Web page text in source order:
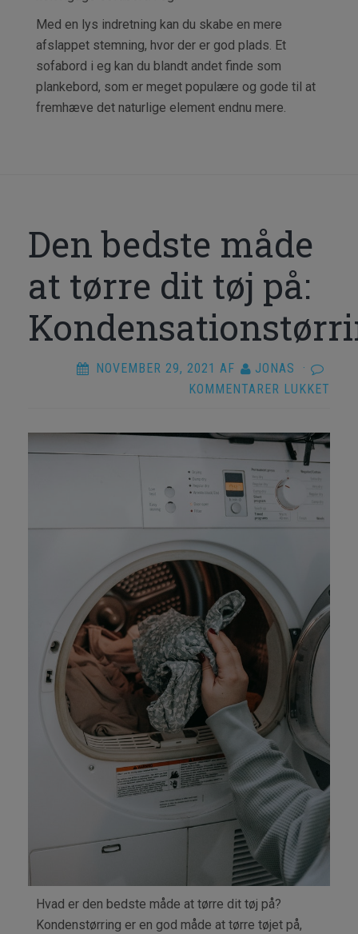
Med en lys indretning kan du skabe en mere
afslappet stemning, hvor der er god plads. Et
sofabord i eg kan du blandt andet finde som
plankebord, som er meget populære og gode til at
fremhæve det naturlige element endnu mere.
Den bedste måde
at tørre dit tøj på:
NOVEMBER 29, 2021 AF JONAS
·
KOMMENTARER LUKKET
Hvad er den bedste måde at tørre dit tøj på?
Kondenstørring er en god måde at tørre tøjet på,